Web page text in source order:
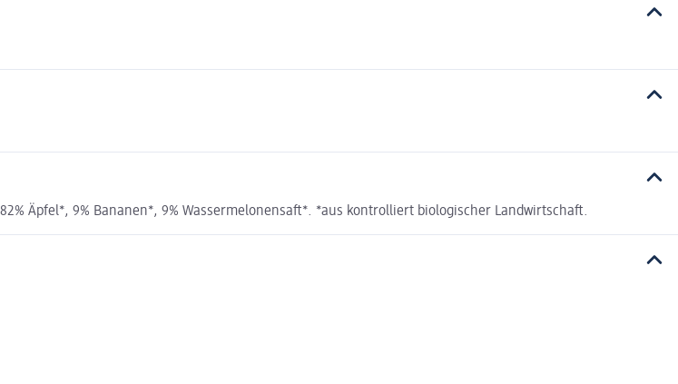
Äpfel*, 9% Bananen*, 9% Wassermelonensaft*. *aus kontrolliert biologischer Landwirtschaft.